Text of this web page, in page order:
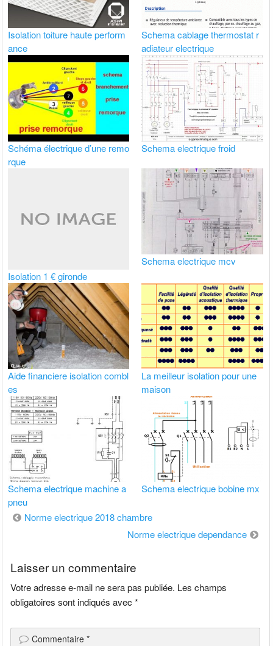
Isolation toiture haute perform
ance
Schema cablage thermostat r
adiateur electrique
Schéma électrique d’une remo
rque
Schema electrique froid
Isolation 1 € gironde
Schema electrique mcv
Aide financiere isolation combl
es
La meilleur isolation pour une
maison
Schema electrique machine a
pneu
Schema electrique bobine mx
Navigation
Norme electrique 2018 chambre
Norme electrique dependance
Laisser un commentaire
Votre adresse e-mail ne sera pas publiée. Les champs
obligatoires sont indiqués avec*
Commentaire*